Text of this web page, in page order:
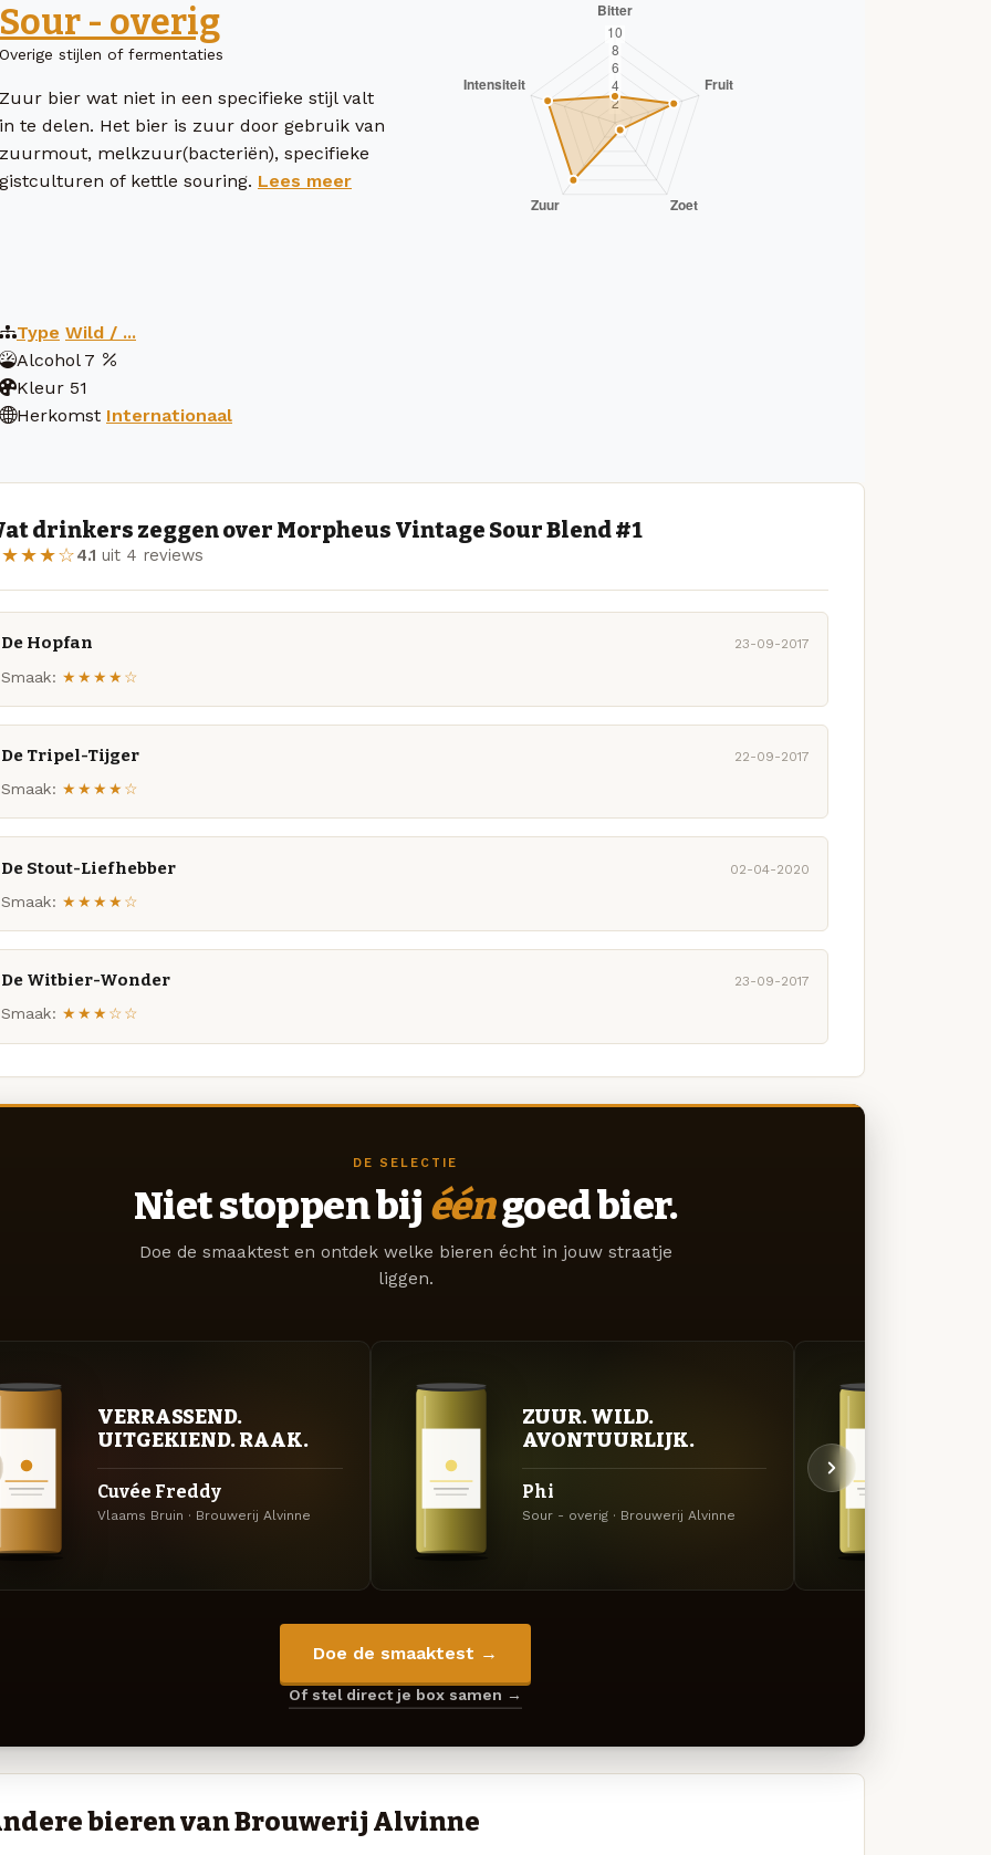
Sour - overig
Overige stijlen of fermentaties
Zuur bier wat niet in een specifieke stijl valt
in te delen. Het bier is zuur door gebruik van
zuurmout, melkzuur(bacteriën), specifieke
gistculturen of kettle souring. Lees meer
Type Wild / ...
Alcohol 7
Kleur 51
Herkomst Internationaal
drinkers zeggen over Morpheus Vintage Sour Blend #1
4.1 uit 4 reviews
De Hopfan 23-09-2017
Smaak: ★★★★☆
De Tripel-Tijger 22-09-2017
Smaak: ★★★★☆
De Stout-Liefhebber 02-04-2020
Smaak: ★★★★☆
De Witbier-Wonder 23-09-2017
Smaak: ★★★☆☆
DE SELECTIE
Niet stoppen bij ééngoed bier.
Doe de smaaktest en ontdek welke bieren écht in jouw straatje
liggen.
VERRASSEND.
UITGEKIEND. RAAK.
Cuvée Freddy
Vlaams Bruin · Brouwerij Alvinne
ZUUR. WILD.
AVONTUURLIJK.
Phi
Sour - overig · Brouwerij Alvinne
Doe de smaaktest →
Of stel direct je box samen →
bieren van Brouwerij Alvinne